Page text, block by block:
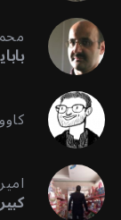
امیر
کبیر